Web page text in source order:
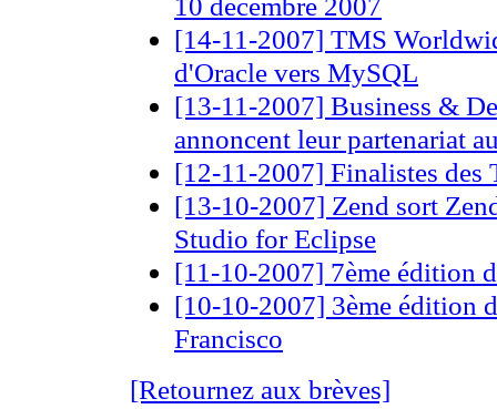
[14-11-2007] TMS
d'Oracle vers MySQL
[13-11-2007] Business &
annoncent leur partenariat
[12-11-2007] Finalistes des
[13-10-2007] Zend sort
Studio for Eclipse
[11-10-2007] 7ème édition
[10-10-2007] 3ème édition
Francisco
[Retournez aux brèves]